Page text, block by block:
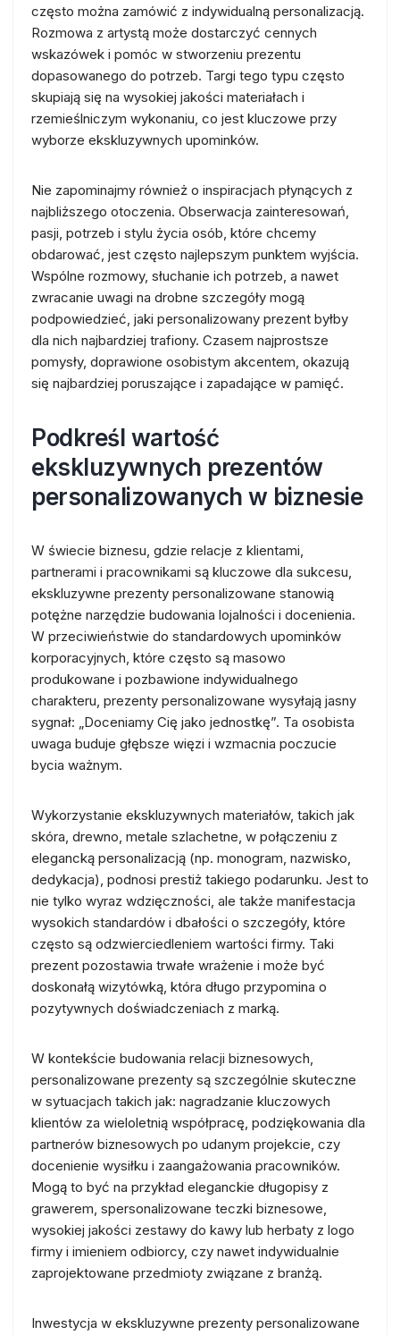
często można zamówić z indywidualną personalizacją.
Rozmowa z artystą może dostarczyć cennych
wskazówek i pomóc w stworzeniu prezentu
dopasowanego do potrzeb. Targi tego typu często
skupiają się na wysokiej jakości materiałach i
rzemieślniczym wykonaniu, co jest kluczowe przy
wyborze ekskluzywnych upominków.
Nie zapominajmy również o inspiracjach płynących z
najbliższego otoczenia. Obserwacja zainteresowań,
pasji, potrzeb i stylu życia osób, które chcemy
obdarować, jest często najlepszym punktem wyjścia.
Wspólne rozmowy, słuchanie ich potrzeb, a nawet
zwracanie uwagi na drobne szczegóły mogą
podpowiedzieć, jaki personalizowany prezent byłby
dla nich najbardziej trafiony. Czasem najprostsze
pomysły, doprawione osobistym akcentem, okazują
się najbardziej poruszające i zapadające w pamięć.
Podkreśl wartość
ekskluzywnych prezentów
personalizowanych w biznesie
W świecie biznesu, gdzie relacje z klientami,
partnerami i pracownikami są kluczowe dla sukcesu,
ekskluzywne prezenty personalizowane stanowią
potężne narzędzie budowania lojalności i docenienia.
W przeciwieństwie do standardowych upominków
korporacyjnych, które często są masowo
produkowane i pozbawione indywidualnego
charakteru, prezenty personalizowane wysyłają jasny
sygnał: „Doceniamy Cię jako jednostkę”. Ta osobista
uwaga buduje głębsze więzi i wzmacnia poczucie
bycia ważnym.
Wykorzystanie ekskluzywnych materiałów, takich jak
skóra, drewno, metale szlachetne, w połączeniu z
elegancką personalizacją (np. monogram, nazwisko,
dedykacja), podnosi prestiż takiego podarunku. Jest to
nie tylko wyraz wdzięczności, ale także manifestacja
wysokich standardów i dbałości o szczegóły, które
często są odzwierciedleniem wartości firmy. Taki
prezent pozostawia trwałe wrażenie i może być
doskonałą wizytówką, która długo przypomina o
pozytywnych doświadczeniach z marką.
W kontekście budowania relacji biznesowych,
personalizowane prezenty są szczególnie skuteczne
w sytuacjach takich jak: nagradzanie kluczowych
klientów za wieloletnią współpracę, podziękowania dla
partnerów biznesowych po udanym projekcie, czy
docenienie wysiłku i zaangażowania pracowników.
Mogą to być na przykład eleganckie długopisy z
grawerem, spersonalizowane teczki biznesowe,
wysokiej jakości zestawy do kawy lub herbaty z logo
firmy i imieniem odbiorcy, czy nawet indywidualnie
zaprojektowane przedmioty związane z branżą.
Inwestycja w ekskluzywne prezenty personalizowane